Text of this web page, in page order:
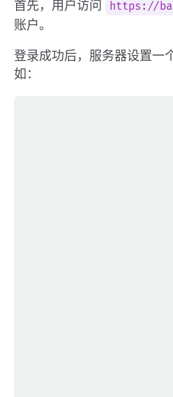
首先，用户访问 https://
账户。
登录成功后，服务器设置一
如：